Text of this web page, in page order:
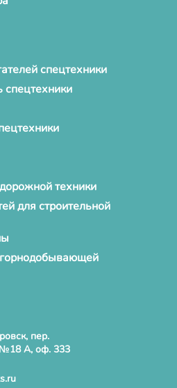
спецтехники
спецтехники
техники
для строительной
пер.
А, оф. 333